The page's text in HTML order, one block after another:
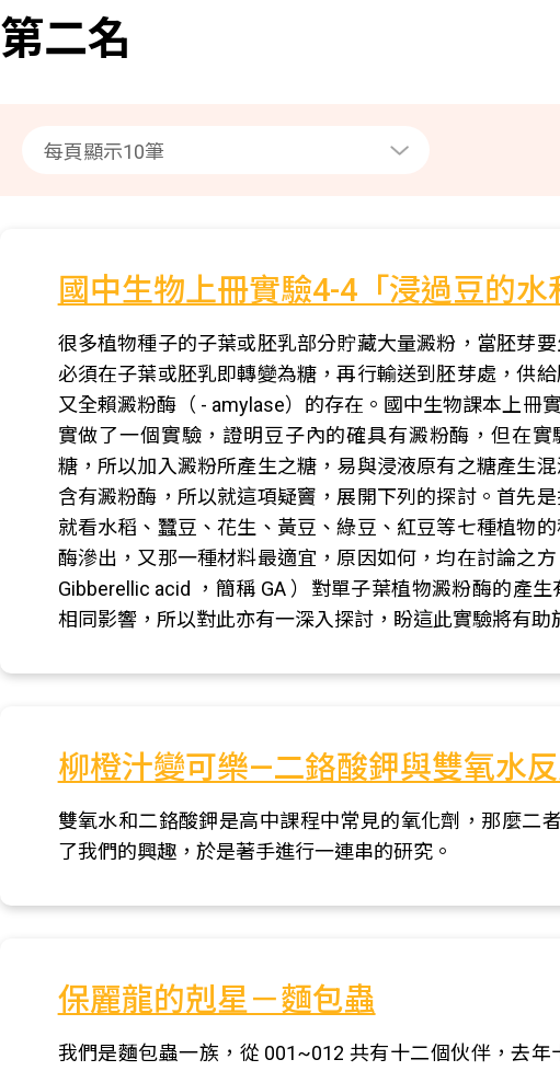
第二名
國中生物上冊實驗4-4「浸過豆的
很多植物種子的子葉或胚乳部分貯藏大量澱粉，當胚芽
必須在子葉或胚乳即轉變為糖，再行輸送到胚芽處，供
又全賴澱粉酶（ - amylase）的存在。國中生物課本上冊
實做了一個實驗，證明豆子內的確具有澱粉酶，但在
糖，所以加入澱粉所產生之糖，易與浸液原有之糖產生
含有澱粉酶，所以就這項疑竇，展開下列的探討。首先
就看水稻、蠶豆、花生、黃豆、綠豆、紅豆等七種植物
酶滲出，又那一種材料最適宜，原因如何，均在討論之
Gibberellic acid ，簡稱 GA ）對單子葉植物澱粉酶的產
相同影響，所以對此亦有一深入探討，盼這此實驗將有助
柳橙汁變可樂—二鉻酸鉀與雙氧水
雙氧水和二鉻酸鉀是高中課程中常見的氧化劑，那麼二
了我們的興趣，於是著手進行一連串的研究。
保麗龍的剋星－麵包蟲
我們是麵包蟲一族，從 001~012 共有十二個伙伴，去